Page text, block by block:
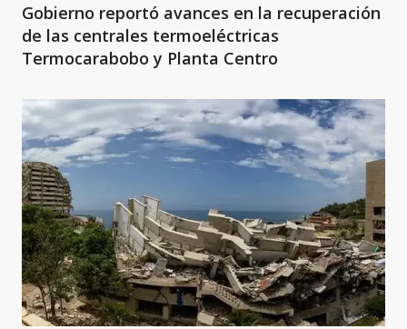
Gobierno reportó avances en la recuperación
de las centrales termoeléctricas
Termocarabobo y Planta Centro